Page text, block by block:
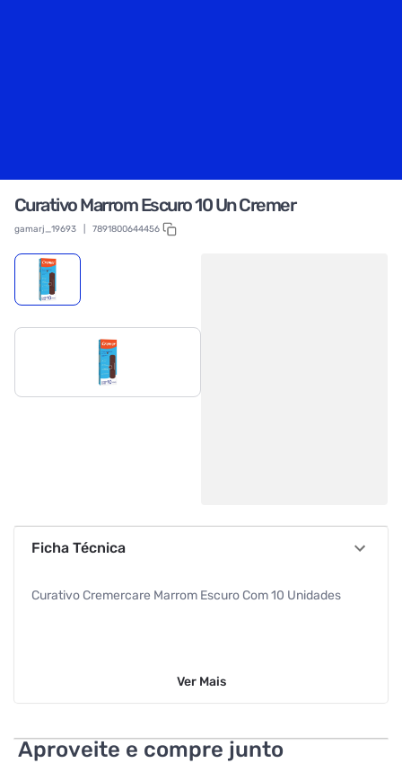
Curativo Marrom Escuro 10 Un Cremer
gamarj_19693 7891800644456
Ficha Técnica
Curativo Cremercare Marrom Escuro Com 10 Unidades
Ver Mais
Aproveite e compre junto